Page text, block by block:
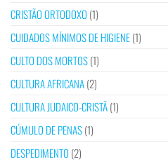
CRISTÃO ORTODOXO (1)
CUIDADOS MÍNIMOS DE HIGIENE(1)
CULTO DOS MORTOS(1)
CULTURA AFRICANA(2)
CULTURA JUDAICO-CRISTÃ(1)
CÚMULO DE PENAS(1)
DESPEDIMENTO (2)